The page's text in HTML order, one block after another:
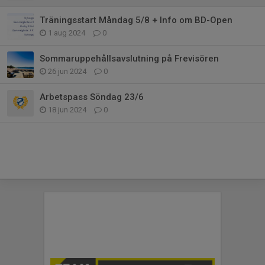
Träningsstart Måndag 5/8 + Info om BD-Open
1 aug 2024 0
Sommaruppehållsavslutning på Frevisören
26 jun 2024 0
Arbetspass Söndag 23/6
18 jun 2024 0